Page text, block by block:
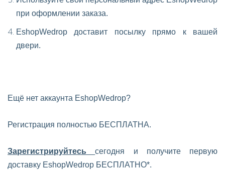
при оформлении заказа.
EshopWedrop доставит посылку прямо к вашей
двери.
Ещё нет аккаунта EshopWedrop?
Регистрация полностью БЕСПЛАТНА.
Зарегистрируйтесьсегодня и получите первую
доставку EshopWedrop БЕСПЛАТНО*.